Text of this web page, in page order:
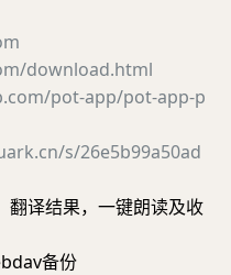
download.html
pot-app/pot-app-p
s/26e5b99a50ad
翻译结果，一键朗读及收
备份